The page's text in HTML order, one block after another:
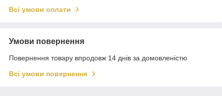
Всі умови оплати
Умови повернення
Повернення товару впродовж 14 днів за домовленістю
Всі умови повернення